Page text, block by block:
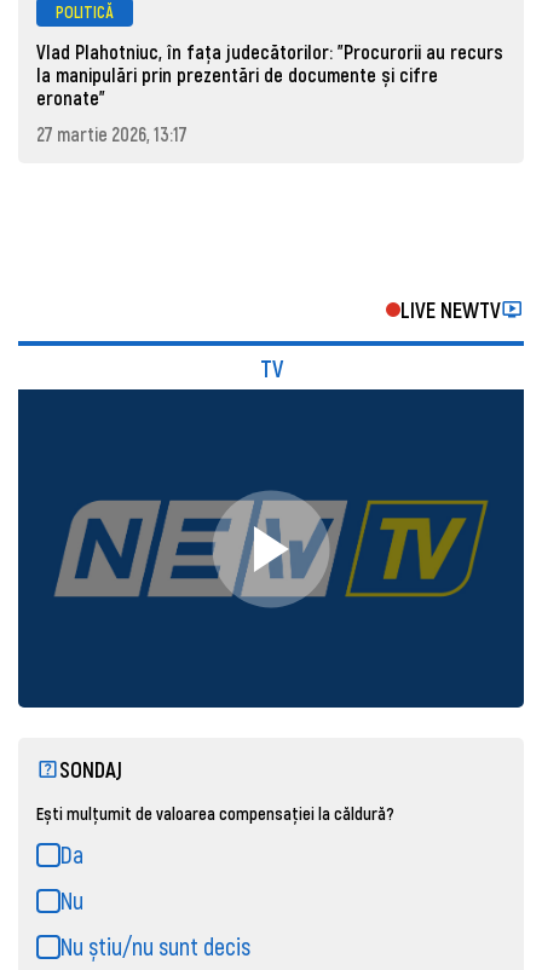
POLITICĂ
Vlad Plahotniuc, în fața judecătorilor: "Procurorii au recurs
la manipulări prin prezentări de documente și cifre
eronate"
27 martie 2026, 13:17
LIVE NEWTV
TV
SONDAJ
Ești mulțumit de valoarea compensației la căldură?
Da
Nu
Nu știu/nu sunt decis